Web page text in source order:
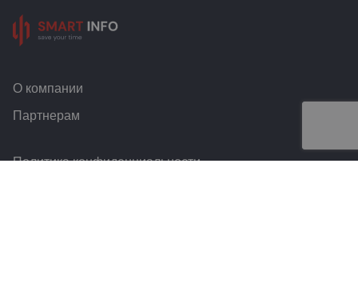
О компании
Партнерам
Политика конфиденциальности